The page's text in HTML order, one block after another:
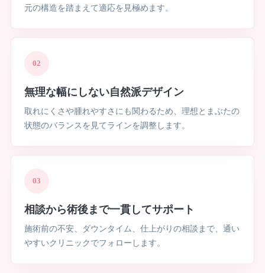
元の構造を踏まえて適応を見極めます。
02
無理な幅にしない自然派デザイン
取れにくさや腫れやすさにも関わるため、理想とまぶたの
状態のバランスを見てラインを調整します。
03
相談から術後まで一貫してサポート
施術前の不安、ダウンタイム、仕上がりの相談まで、通い
やすいクリニックでフォローします。